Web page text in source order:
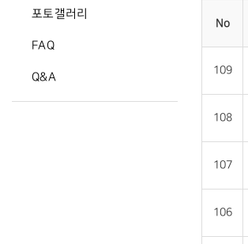
포토갤러리
FAQ
Q&A
No
109
108
107
106